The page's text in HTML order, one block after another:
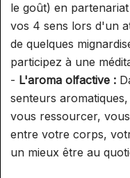
le goût) en
vos 4 sens lors d'un
de quelques
participez à une
- L'aroma olfactive :
senteurs
vous ressourcer,
entre votre corps,
un mieux être au